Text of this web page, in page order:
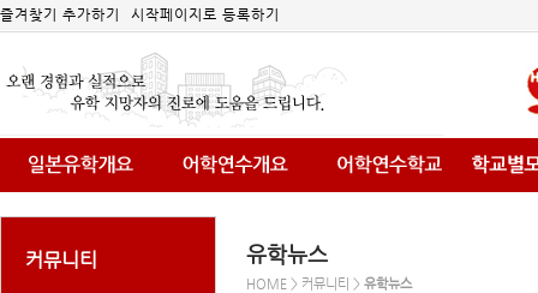
즐겨찾기 추가하기 시작페이지로 등록하기
커뮤니티 유학뉴스
HOME > 커뮤니티 > 유학뉴스